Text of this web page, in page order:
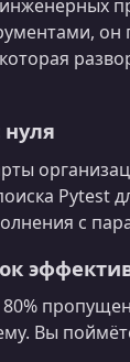
он
Pytest
с
Вы